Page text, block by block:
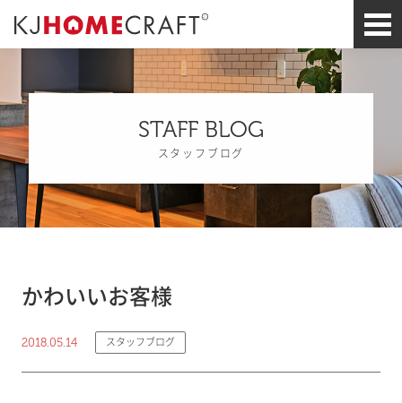
STAFF BLOG
スタッフブログ
かわいいお客様
2018.05.14 スタッフブログ